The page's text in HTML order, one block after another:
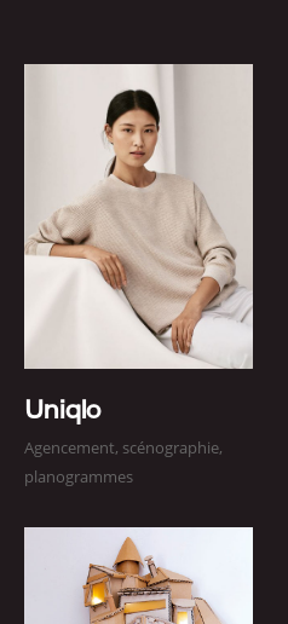
Uniqlo
Agencement, scénographie,
planogrammes